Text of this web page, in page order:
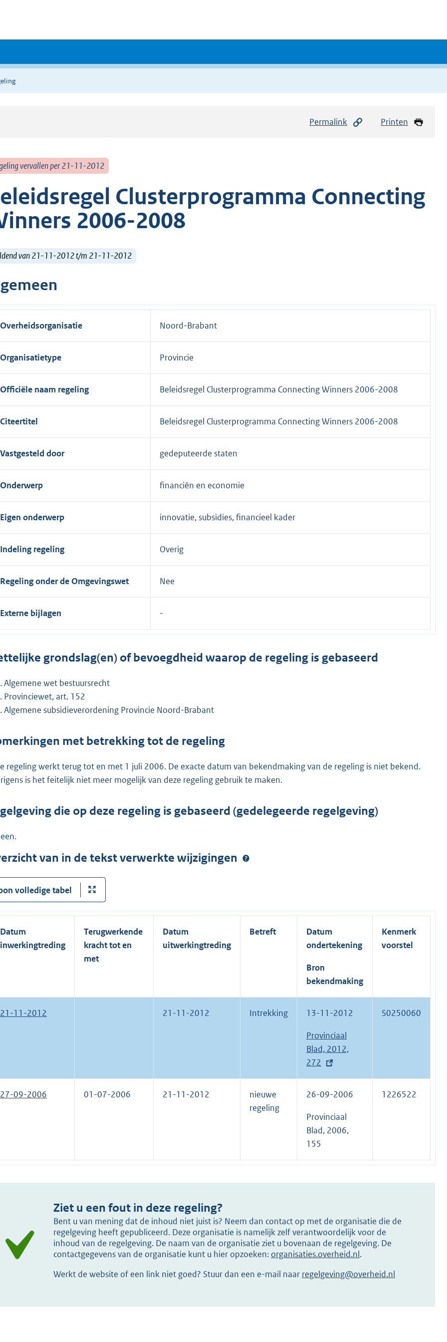
Permalink Printen
vervallen per 21-11-2012
Clusterprogramma Connecting
2006-2008
van 21-11-2012 t/m 21-11-2012
Overheidsorganisatie Noord-Brabant
Organisatietype Provincie
Officiële naam regeling Beleidsregel Clusterprogramma Connecting Winners 2006-2008
Citeertitel Beleidsregel Clusterprogramma Connecting Winners 2006-2008
Vastgesteld door gedeputeerde staten
Onderwerp financiën en economie
Eigen onderwerp innovatie, subsidies, financieel kader
Indeling regeling Overig
Regeling onder de Omgevingswet Nee
Externe bijlagen
grondslag(en) of bevoegdheid waarop de regeling is gebaseerd
Algemene wet bestuursrecht
Provinciewet, art. 152
Algemene subsidieverordening Provincie Noord-Brabant
met betrekking tot de regeling
regeling werkt terug tot en met 1 juli 2006. De exacte datum van bekendmaking van de regeling is niet bekend.
is het feitelijk niet meer mogelijk van deze regeling gebruik te maken.
die op deze regeling is gebaseerd (gedelegeerde regelgeving)
van in de tekst verwerkte wijzigingen
volledige tabel
Datum
inwerkingtreding
Terugwerkende
kracht tot en
met
Datum
uitwerkingtreding
Betreft
Datum
ondertekening
Bron
bekendmaking
Kenmerk
voorstel
21-11-2012 21-11-2012 Intrekking 13-11-2012
E
x
t
e
r
e
l
i
:
Provinciaal
Blad, 2012,
272
S0250060
27-09-2006 01-07-2006 21-11-2012
nieuwe
regeling
26-09-2006
Provinciaal
Blad, 2006,
155
1226522
Ziet u een fout in deze regeling?
Bent u van mening dat de inhoud niet juist is? Neem dan contact op met de organisatie die de
regelgeving heeft gepubliceerd. Deze organisatie is namelijk zelf verantwoordelijk voor de
inhoud van de regelgeving. De naam van de organisatie ziet u bovenaan de regelgeving. De
contactgegevens van de organisatie kunt u hier opzoeken: organisaties.overheid.nl.
Werkt de website of een link niet goed? Stuur dan een e-mail naar regelgeving@overheid.nl